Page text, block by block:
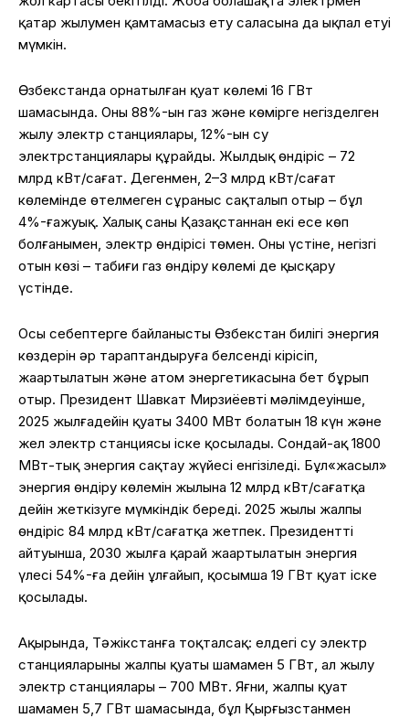
қатар жылумен қамтамасыз ету саласына да ықпал етуі
мүмкін.
Өзбекстанда орнатылған қуат көлемі 16 ГВт
шамасында. Оның 88%-ын газ және көмірге негізделген
жылу электр станциялары, 12%-ын су
электрстанциялары құрайды. Жылдық өндіріс – 72
млрд кВт/сағат. Дегенмен, 2–3 млрд кВт/сағат
көлемінде өтелмеген сұраныс сақталып отыр – бұл
4%-ғажуық. Халықсаны Қазақстаннан екі есе көп
болғанымен, электр өндірісі төмен. Оның үстіне, негізгі
отын көзі – табиғи газ өндіру көлемі де қысқару
үстінде.
Осы себептерге байланысты Өзбекстан билігі энергия
көздерін әр тараптандыруға белсенді кірісіп,
жаңартылатын және атом энергетикасына бет бұрып
отыр. Президент Шавкат Мирзиёевтің мәлімдеуінше,
2025 жылғадейін қуаты 3400 МВт болатын 18 күн және
жел электр станциясы іске қосылады. Сондай-ақ1800
МВт-тықэнергия сақтау жүйесі енгізіледі. Бұл«жасыл»
энергия өндіру көлемін жылына 12 млрд кВт/сағатқа
дейін жеткізуге мүмкіндік береді. 2025 жылы жалпы
өндіріс 84 млрд кВт/сағатқа жетпек. Президенттің
айтуынша, 2030 жылға қарай жаңартылатын энергия
үлесі 54%-ға дейін ұлғайып, қосымша 19 ГВт қуат іске
қосылады.
Ақырында, Тәжікстанға тоқталсақ: елдегі су электр
станцияларының жалпы қуаты шамамен 5 ГВт, ал жылу
электр станциялары – 700 МВт. Яғни, жалпы қуат
шамамен 5,7 ГВт шамасында, бұл Қырғызстанмен